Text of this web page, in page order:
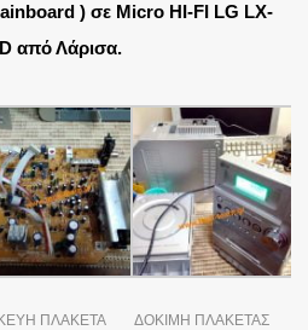
) σε Micro HI-FI LG LX-
από Λάρισα.
ΠΛΑΚΕΤΑ ΔΟΚΙΜΗ ΠΛΑΚΕΤΑΣ